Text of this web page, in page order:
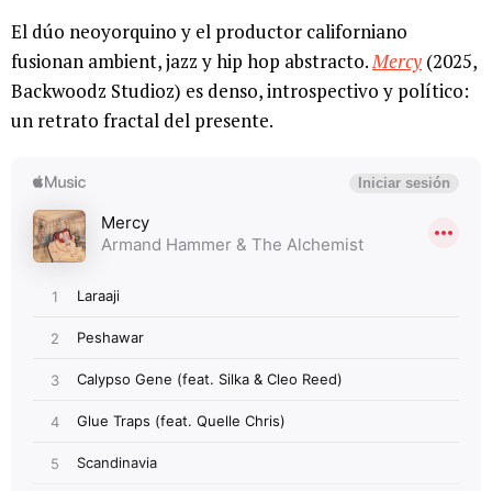
El dúo neoyorquino y el productor californiano
fusionan ambient, jazz y hip hop abstracto.Mercy (2025,
Backwoodz Studioz) es denso, introspectivo y político:
un retrato fractal del presente.